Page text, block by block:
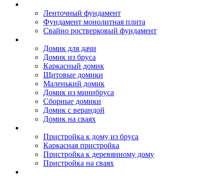
Ленточный фундамент
Фундамент монолитная плита
Свайно ростверковый фундамент
Домик для дачи
Домик из бруса
Каркасный домик
Щитовые домики
Маленький домик
Домик из минибруса
Сборные домики
Домик с верандой
Домик на сваях
Пристройка к дому из бруса
Каркасная пристройка
Пристройка к деревянному дому
Пристройка на сваях